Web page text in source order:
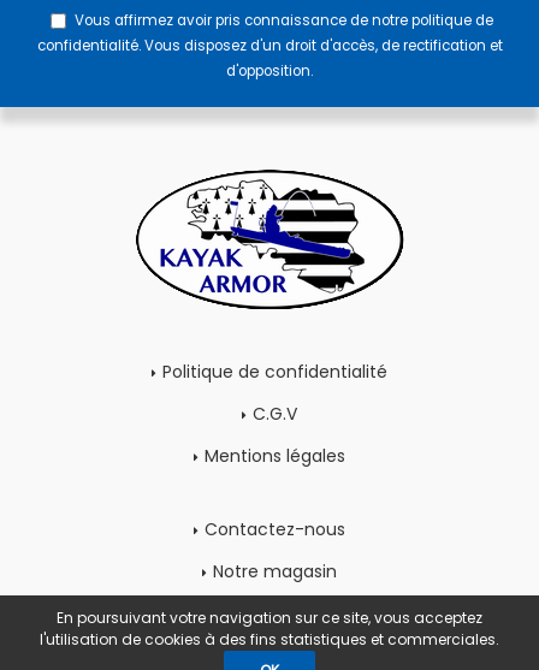
Vous affirmez avoir pris connaissance de notrepolitique de
confidentialité. Vous disposez d'un droit d'accès, de rectification et
d'opposition.
Politique de confidentialité
C.G.V
Mentions légales
Contactez-nous
Notre magasin
Mon compte
En poursuivant votre navigation sur ce site, vous acceptez
l'utilisation de cookies à des fins statistiques et commerciales.